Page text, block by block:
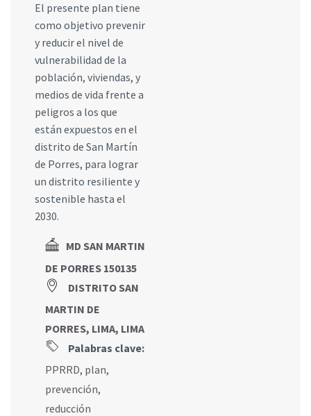
El presente plan tiene
como objetivo prevenir
y reducir el nivel de
vulnerabilidad de la
población, viviendas, y
medios de vida frente a
peligros a los que
están expuestos en el
distrito de San Martín
de Porres, para lograr
un distrito resiliente y
sostenible hasta el
2030.
MD SAN MARTIN
DE PORRES 150135
DISTRITO SAN
MARTIN DE
PORRES, LIMA, LIMA
Palabras clave:
PPRRD, plan,
prevención,
reducción